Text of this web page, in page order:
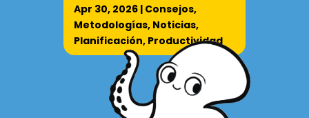
Apr 30, 2026| Consejos,
Metodologías, Noticias,
Planificación, Productividad